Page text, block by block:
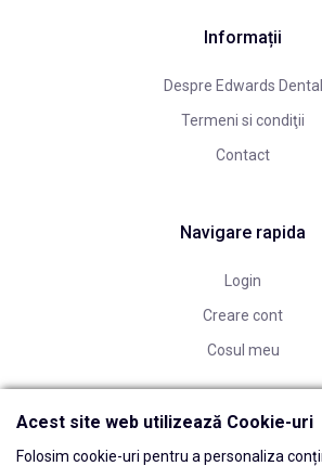
Informații
Despre Edwards Dental
Termeni si condiţii
Contact
Navigare rapida
Login
Creare cont
Cosul meu
Acest site web utilizează Cookie-uri
Folosim cookie-uri pentru a personaliza